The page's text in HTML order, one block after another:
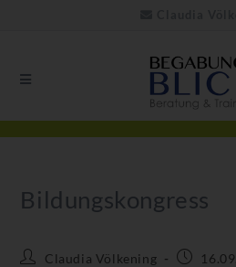
Bildungskongress
Claudia Völkening